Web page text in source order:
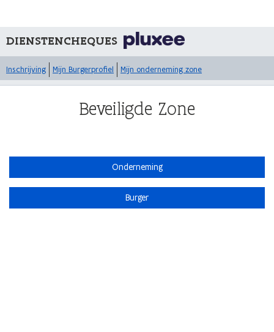
DIENSTENCHEQUES
Inschrijving Mijn Burgerprofiel Mijn onderneming zone
Beveiligde Zone
Onderneming
Burger